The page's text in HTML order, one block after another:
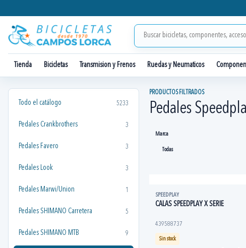
Tienda Bicicletas Transmision y Frenos Ruedas y Neumaticos
Todo el catálogo 5233
Pedales Crankbrothers 3
Pedales Favero 3
Pedales Look 3
Pedales Marwi/Union 1
Pedales SHIMANO Carretera 5
Pedales SHIMANO MTB 9
PRODUCTOS FILTRADOS
Pedales
Marca
SPEEDPLAY
CALAS SPEEDPLAY X SERIE
439588737
Sin stock